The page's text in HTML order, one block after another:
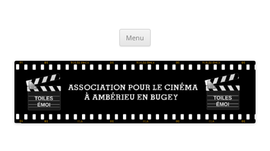
sa région
Menu